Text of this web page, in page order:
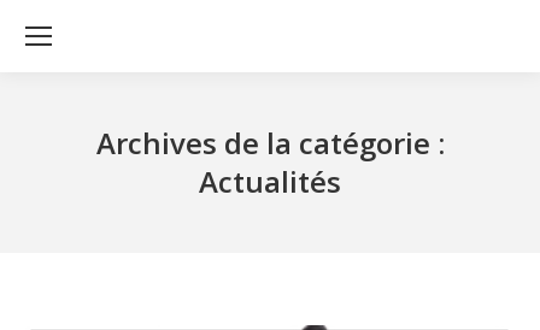
Archives de la catégorie :
Actualités